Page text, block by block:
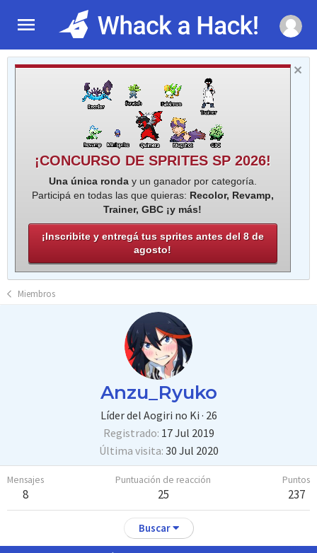
¡CONCURSO DE SPRITES SP 2026!
Una única ronday un ganador por categoría.
Participá en todas las que quieras: Recolor, Revamp,
Trainer, GBC ¡y más!
¡Inscribite y entregá tus sprites antes del 8 de
agosto!
Miembros
Anzu_Ryuko
Líder del Aogiri no Ki · 26
Registrado 17 Jul 2019
Última visita 30 Jul 2020
Mensajes
8
Puntuación de reacción
25
Puntos
237
Buscar